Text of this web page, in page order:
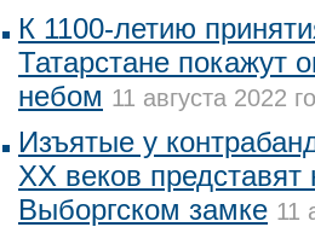
К 1100-летию
Татарстане покажут
небом 11 августа 2022
Изъятые у
XX веков
Выборгском замке 11